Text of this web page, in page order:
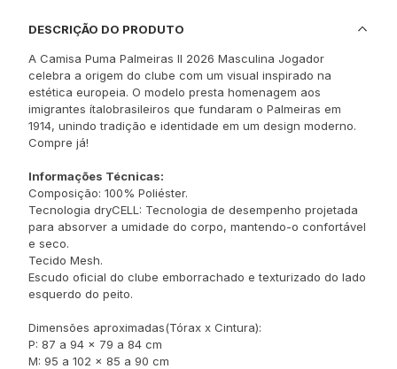
DESCRIÇÃO DO PRODUTO
A Camisa Puma Palmeiras II 2026 Masculina Jogador
celebra a origem do clube com um visual inspirado na
estética europeia. O modelo presta homenagem aos
imigrantes ítalobrasileiros que fundaram o Palmeiras em
1914, unindo tradição e identidade em um design moderno.
Compre já!
Informações Técnicas:
Composição: 100% Poliéster.
Tecnologia dryCELL: Tecnologia de desempenho projetada
para absorver a umidade do corpo, mantendo-o confortável
e seco.
Tecido Mesh.
Escudo oficial do clube emborrachado e texturizado do lado
esquerdo do peito.
Dimensões aproximadas(Tórax x Cintura):
P: 87 a 94 x 79 a 84 cm
M: 95 a 102 x 85 a 90 cm